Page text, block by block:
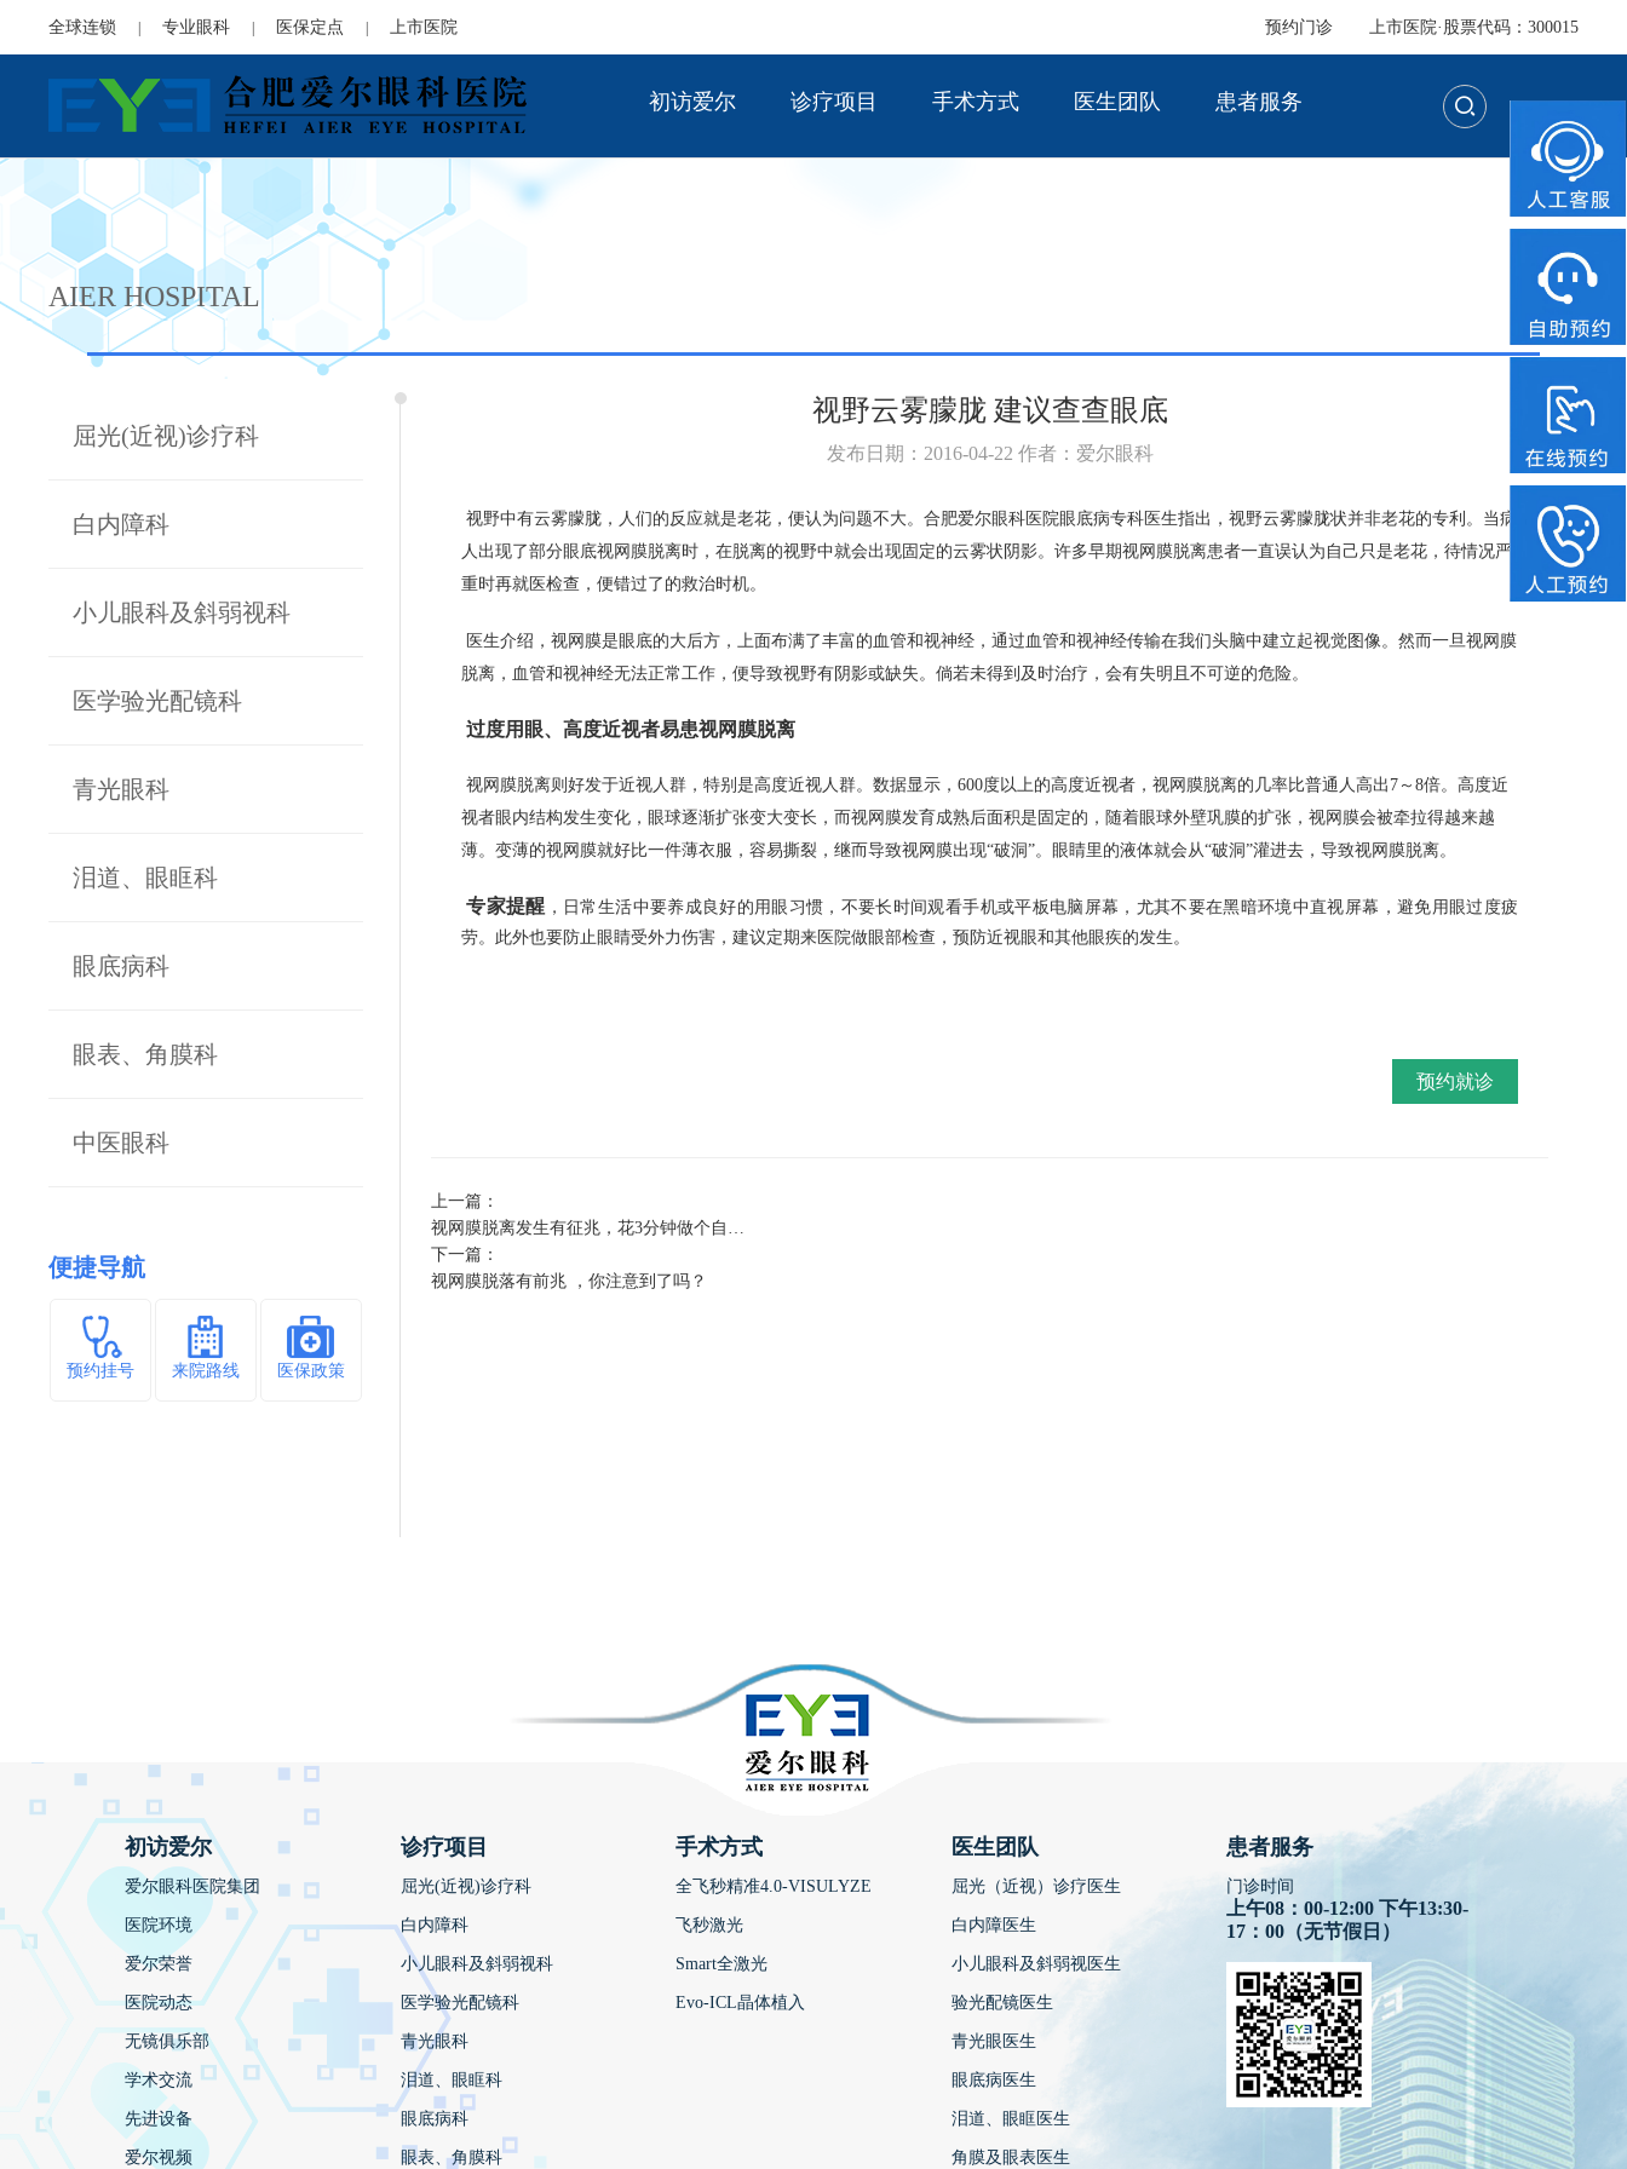
全球连锁 | 专业眼科 | 医保定点 | 上市医院 预约门诊 上市医院·股票代码：300015
初访爱尔 诊疗项目 手术方式 医生团队 患者服务
AIER HOSPITAL
屈光(近视)诊疗科
白内障科
小儿眼科及斜弱视科
医学验光配镜科
青光眼科
泪道、眼眶科
眼底病科
眼表、角膜科
中医眼科
便捷导航
预约挂号 来院路线 医保政策
视野云雾朦胧 建议查查眼底
发布日期：2016-04-22 作者：爱尔眼科
视野中有云雾朦胧，人们的反应就是老花，便认为问题不大。合肥爱尔眼科医院眼底病专科医生指出，视野云雾朦胧状并非老花的专利。当病
人出现了部分眼底视网膜脱离时，在脱离的视野中就会出现固定的云雾状阴影。许多早期视网膜脱离患者一直误认为自己只是老花，待情况严
重时再就医检查，便错过了的救治时机。
医生介绍，视网膜是眼底的大后方，上面布满了丰富的血管和视神经，通过血管和视神经传输在我们头脑中建立起视觉图像。然而一旦视网膜
脱离，血管和视神经无法正常工作，便导致视野有阴影或缺失。倘若未得到及时治疗，会有失明且不可逆的危险。
过度用眼、高度近视者易患视网膜脱离
视网膜脱离则好发于近视人群，特别是高度近视人群。数据显示，600度以上的高度近视者，视网膜脱离的几率比普通人高出7～8倍。高度近
视者眼内结构发生变化，眼球逐渐扩张变大变长，而视网膜发育成熟后面积是固定的，随着眼球外壁巩膜的扩张，视网膜会被牵拉得越来越
薄。变薄的视网膜就好比一件薄衣服，容易撕裂，继而导致视网膜出现“破洞”。眼睛里的液体就会从“破洞”灌进去，导致视网膜脱离。
专家提醒 ，日常生活中要养成良好的用眼习惯，不要长时间观看手机或平板电脑屏幕，尤其不要在黑暗环境中直视屏幕，避免用眼过度疲
劳。此外也要防止眼睛受外力伤害，建议定期来医院做眼部检查，预防近视眼和其他眼疾的发生。
预约就诊
上一篇：
视网膜脱离发生有征兆，花3分钟做个自…
下一篇：
视网膜脱落有前兆 ，你注意到了吗？
初访爱尔
爱尔眼科医院集团
医院环境
爱尔荣誉
医院动态
无镜俱乐部
学术交流
先进设备
爱尔视频
诊疗项目
屈光(近视)诊疗科
白内障科
小儿眼科及斜弱视科
医学验光配镜科
青光眼科
泪道、眼眶科
眼底病科
眼表、角膜科
手术方式
全飞秒精准4.0-VISULYZE
飞秒激光
Smart全激光
Evo-ICL晶体植入
医生团队
屈光（近视）诊疗医生
白内障医生
小儿眼科及斜弱视医生
验光配镜医生
青光眼医生
眼底病医生
泪道、眼眶医生
角膜及眼表医生
患者服务
门诊时间
上午08：00-12:00 下午13:30-
17：00（无节假日）